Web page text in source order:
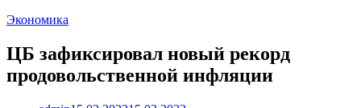
Экономика
ЦБ зафиксировал новый рекорд
продовольственной инфляции